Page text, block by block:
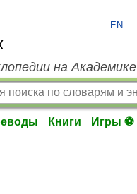
EN
на Академике
Книги Игры ⚽